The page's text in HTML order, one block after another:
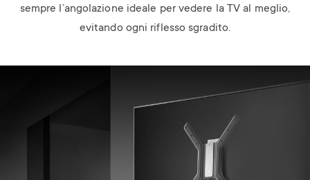
sempre l’angolazione ideale per vedere la TV al meglio,
evitando ogni riflesso sgradito.